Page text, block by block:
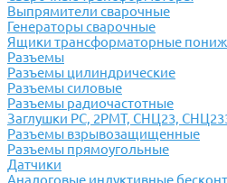
Выпрямители сварочные
Генераторы сварочные
Ящики трансформаторные
Разъемы
Разъемы цилиндрические
Разъемы силовые
Разъемы радиочастотные
Заглушки РС, 2РМТ, СНЦ23,
Разъемы взрывозащищенные
Разъемы прямоугольные
Датчики
Аналоговые индуктивные